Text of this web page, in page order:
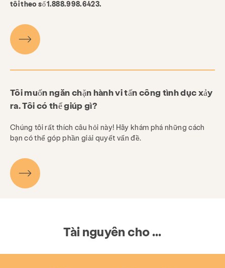
tôi theo số 1.888.998.6423.
Tôi muốn ngăn chặn hành vi tấn công tình dục xảy
ra. Tôi có thể giúp gì?
Chúng tôi rất thích câu hỏi này! Hãy khám phá những cách
bạn có thể góp phần giải quyết vấn đề.
Tài nguyên cho ...